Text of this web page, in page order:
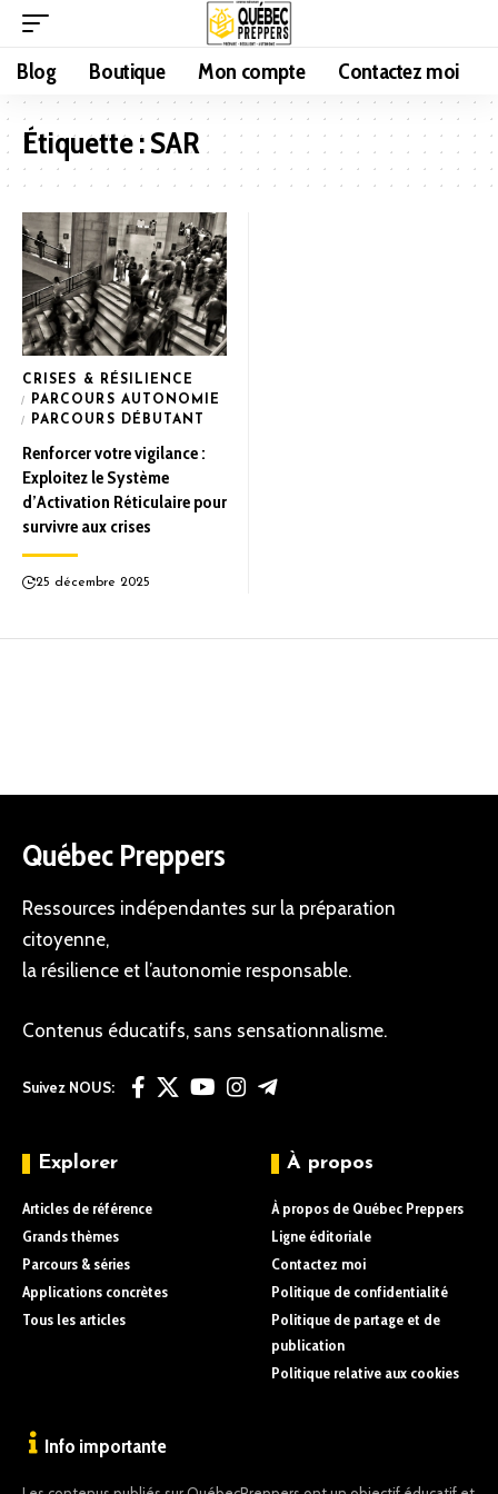
Blog Boutique Mon compte Contactez moi
Étiquette :SAR
CRISES & RÉSILIENCE
PARCOURS AUTONOMIE
PARCOURS DÉBUTANT
Renforcer votre vigilance :
Exploitez le Système
d’Activation Réticulaire pour
survivre aux crises
25 décembre 2025
Québec Preppers
Ressources indépendantes sur la préparation
citoyenne,
la résilience et l’autonomie responsable.
Contenus éducatifs, sans sensationnalisme.
Suivez NOUS:
Explorer
Articles de référence
Grands thèmes
Parcours & séries
Applications concrètes
Tous les articles
À propos
À propos de Québec Preppers
Ligne éditoriale
Contactez moi
Politique de confidentialité
Politique de partage et de
publication
Politique relative aux cookies
Info importante